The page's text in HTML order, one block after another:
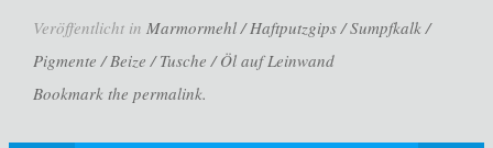
Veröffentlicht in Marmormehl / Haftputzgips / Sumpfkalk /
Pigmente / Beize / Tusche / Öl auf Leinwand
Bookmark the permalink.